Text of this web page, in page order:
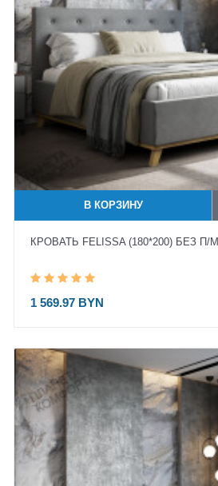
В КОРЗИНУ
КРОВАТЬ FELISSA (180*200) БЕЗ П/М
1 569.97 BYN